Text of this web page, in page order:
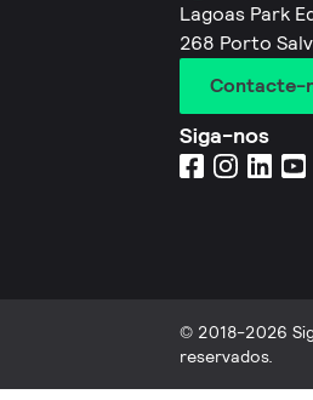
Lagoas Park
268 Porto
Contacte-
Siga-nos
© 2018-2026
reservados.